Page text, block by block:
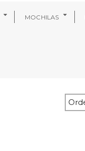
MOCHILAS